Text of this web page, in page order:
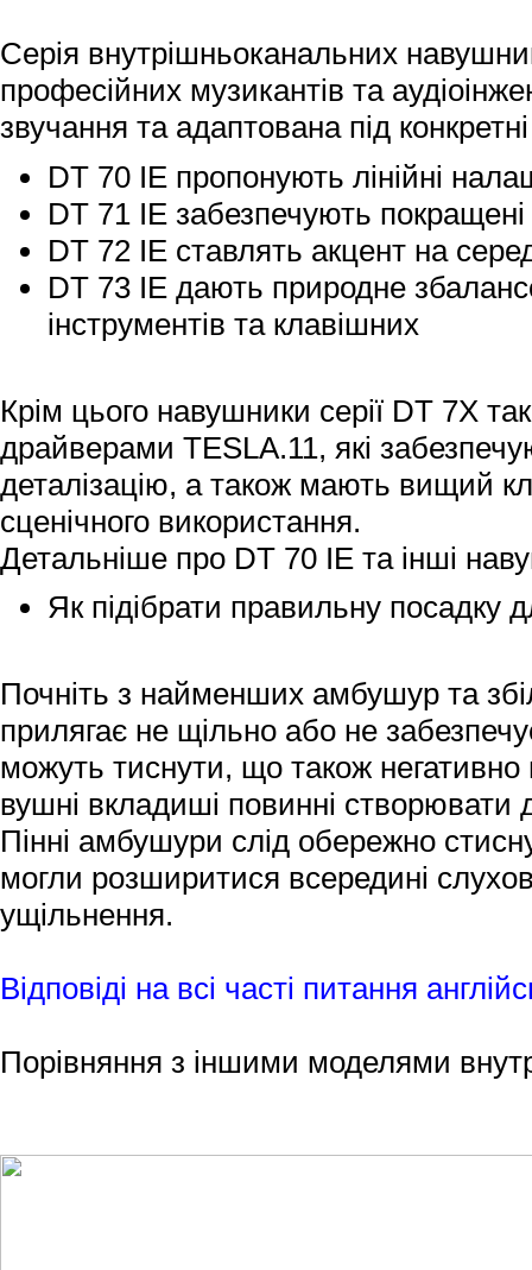
Серія внутрішньоканальних
професійних музикантів та
звучання та адаптована під
DT 70 IE пропонують лінійні
DT 71 IE забезпечують
DT 72 IE ставлять акцент на
DT 73 IE дають природне
інструментів та клавішних
Крім цього навушники серії DT 7X
драйверами TESLA.11, які
деталізацію, а також мають вищий
сценічного використання.
Детальніше про DT 70 IE та інші
Як підібрати правильну посадку
Почніть з найменших амбушур та
прилягає не щільно або не
можуть тиснути, що також негативно
вушні вкладиші повинні створювати
Пінні амбушури слід обережно
могли розширитися всередині
ущільнення.
Відповіді на всі часті питання
Порівняння з іншими моделями